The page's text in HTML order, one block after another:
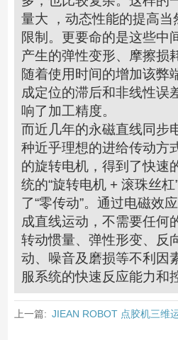
量大 ，动态性能的提高
限制。更要命的是这些中
产生的弹性变形、摩擦损
随着使用时间的增加该弊
成定位的滞后和非线性误
响了加工精度。
而近几年的永磁直线同步
种近乎理想的进给传动方
的旋转电机，得到了快速
统的“旋转电机 + 滚珠丝
了“零传动”。通过电磁效
成直线运动，不需要任何
转动惯量、弹性形变、反
动、噪音及磨损等不利因
服系统的快速反应能力和
上一篇: JIEAN ROBOT 点胶机三维